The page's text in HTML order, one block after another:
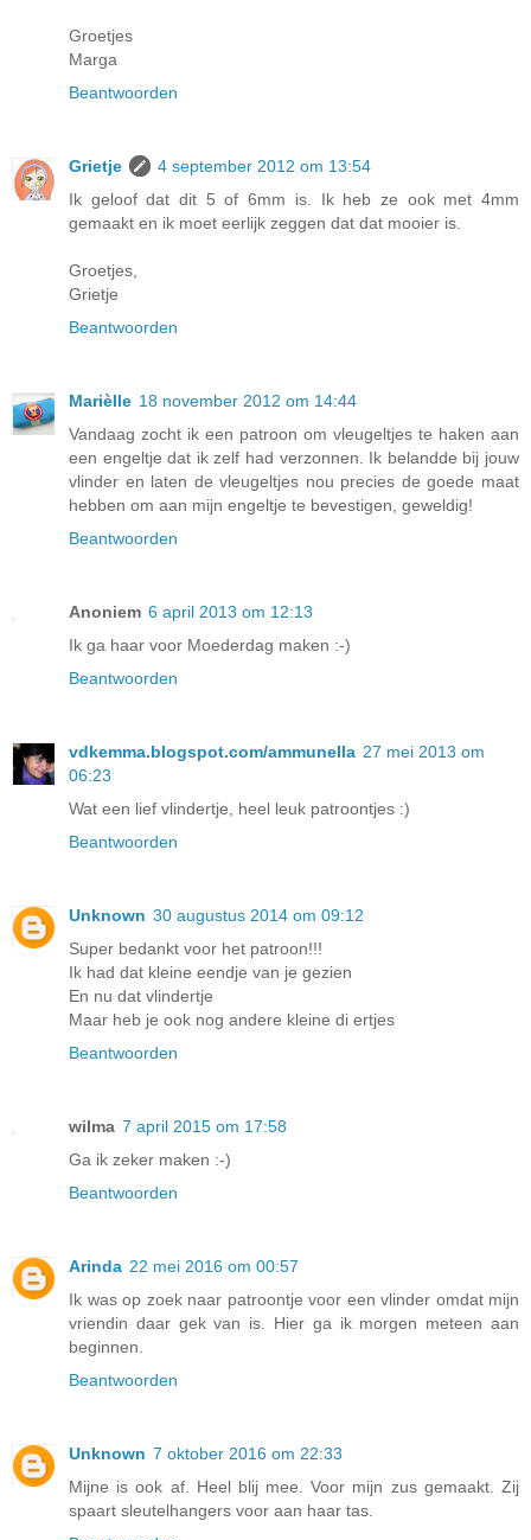
Groetjes
Marga
Beantwoorden
Grietje
4 september 2012 om 13:54
Ik geloof dat dit 5 of 6mm is. Ik heb ze ook met 4mm
gemaakt en ik moet eerlijk zeggen dat dat mooier is.
Groetjes,
Grietje
Beantwoorden
Marièlle 18 november 2012 om 14:44
Vandaag zocht ik een patroon om vleugeltjes te haken aan
een engeltje dat ik zelf had verzonnen. Ik belandde bij jouw
vlinder en laten de vleugeltjes nou precies de goede maat
hebben om aan mijn engeltje te bevestigen, geweldig!
Beantwoorden
Anoniem 6 april 2013 om 12:13
Ik ga haar voor Moederdag maken :-)
Beantwoorden
vdkemma.blogspot.com/ammunella 27 mei 2013 om
06:23
Wat een lief vlindertje, heel leuk patroontjes :)
Beantwoorden
Unknown 30 augustus 2014 om 09:12
Super bedankt voor het patroon!!!
Ik had dat kleine eendje van je gezien
En nu dat vlindertje
Maar heb je ook nog andere kleine di ertjes
Beantwoorden
wilma 7 april 2015 om 17:58
Ga ik zeker maken :-)
Beantwoorden
Arinda 22 mei 2016 om 00:57
Ik was op zoek naar patroontje voor een vlinder omdat mijn
vriendin daar gek van is. Hier ga ik morgen meteen aan
beginnen.
Beantwoorden
Unknown 7 oktober 2016 om 22:33
Mijne is ook af. Heel blij mee. Voor mijn zus gemaakt. Zij
spaart sleutelhangers voor aan haar tas.